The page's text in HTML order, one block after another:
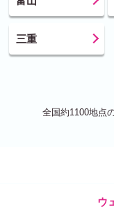
三重
全国約1100地点
ウ